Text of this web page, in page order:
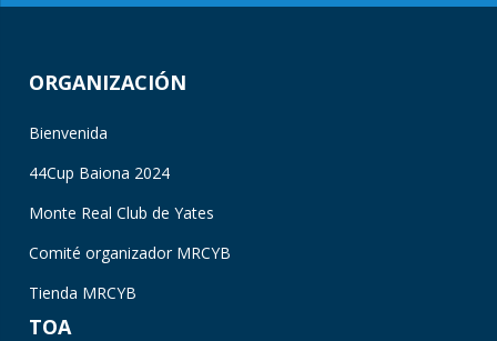
ORGANIZACIÓN
Bienvenida
44Cup Baiona 2024
Monte Real Club de Yates
Comité organizador MRCYB
Tienda MRCYB
TOA